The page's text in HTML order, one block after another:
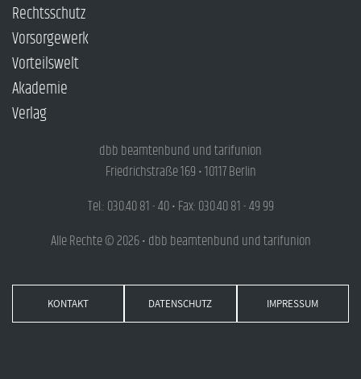
Rechtsschutz
Vorsorgewerk
Vorteilswelt
Akademie
Verlag
dbb beamtenbund und tarifunion
Friedrichstraße 169 • 10117 Berlin
Tel.: 030.40 81 - 40 • Fax: 030.40 81 - 49 99
Alle Rechte © 2026 • dbb beamtenbund und tarifunion
KONTAKT DATENSCHUTZ IMPRESSUM